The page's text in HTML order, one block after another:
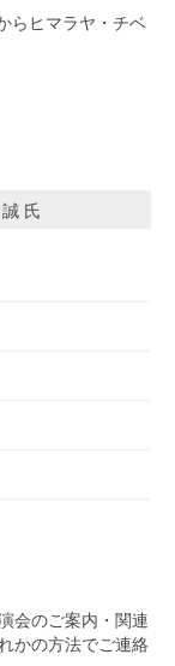
らヒマラヤ・チベ
氏
会のご案内・関連
かの方法でご連絡